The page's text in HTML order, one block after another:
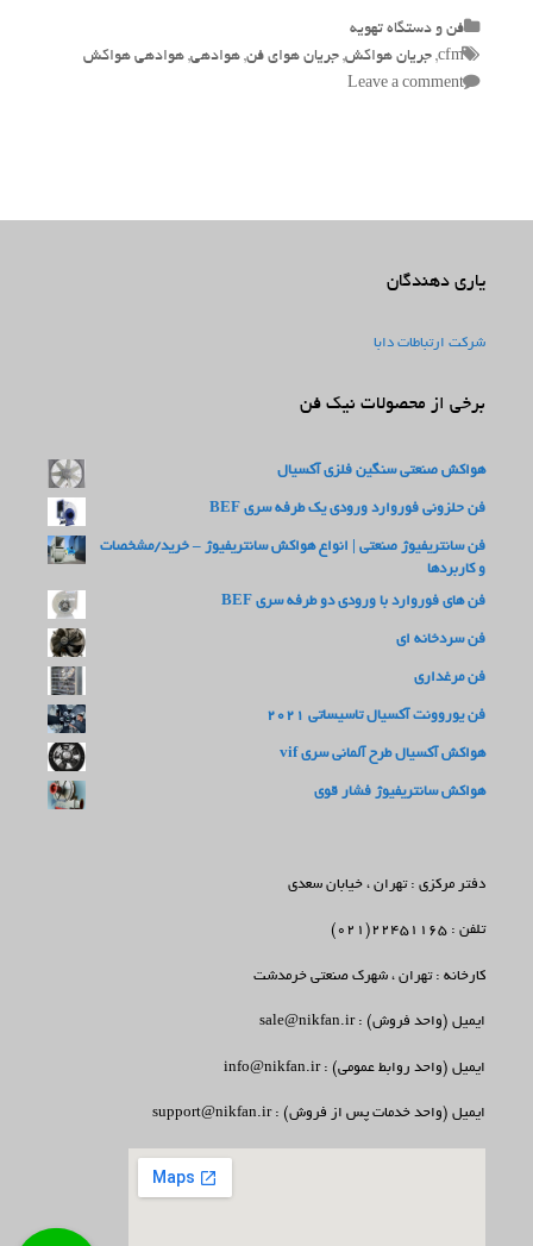
Categories
فن و دستگاه تهویه
Tags
cfm
, جریان هواکش, جریان هوای فن, هوادهی, هوادهی هواکش
Leave a comment
یاری دهندگان
شرکت ارتباطات دابا
برخی از محصولات نیک فن
هواکش صنعتی سنگین فلزی آکسیال
فن حلزونی فوروارد ورودی یک طرفه سری BEF
فن سانتریفیوژ صنعتی | انواع هواکش سانتریفیوژ – خرید/مشخصات
و کاربردها
فن های فوروارد با ورودی دو طرفه سری BEF
فن سردخانه ای
فن مرغداری
فن یوروونت آکسیال تاسیساتی 2021
هواکش آکسیال طرح آلمانی سری vif
هواکش سانتریفیوژ فشار قوی
دفتر مرکزی : تهران ، خیابان سعدی
تلفن : 22451165(021)
کارخانه : تهران ، شهرک صنعتی خرمدشت
ایمیل (واحد فروش) : sale@nikfan.ir
ایمیل (واحد روابط عمومی) : info@nikfan.ir
ایمیل (واحد خدمات پس از فروش) : support@nikfan.ir